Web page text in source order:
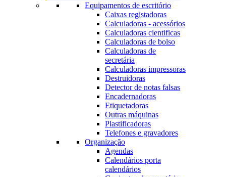
Equipamentos de escritório
Caixas registadoras
Calculadoras - acessórios
Calculadoras cientificas
Calculadoras de bolso
Calculadoras de
secretária
Calculadoras impressoras
Destruidoras
Detector de notas falsas
Encadernadoras
Etiquetadoras
Outras máquinas
Plastificadoras
Telefones e gravadores
Organização
Agendas
Calendários porta
calendários